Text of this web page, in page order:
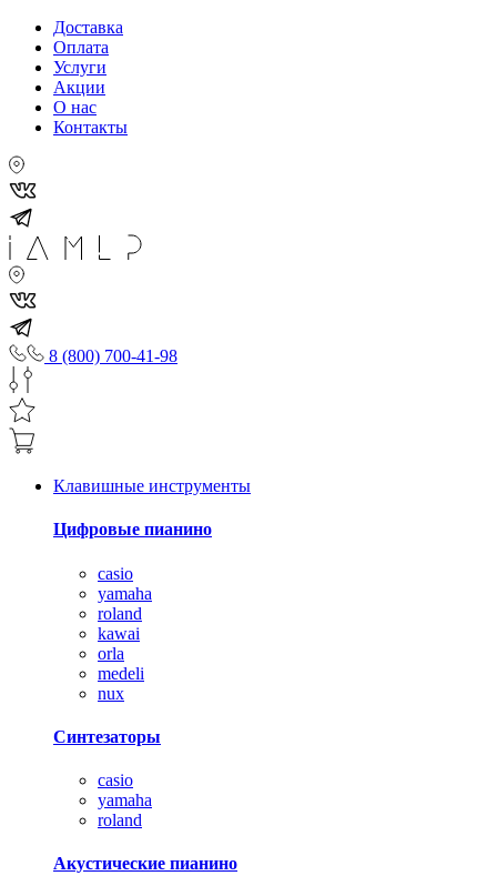
Доставка
Оплата
Услуги
Акции
О нас
Контакты
8 (800) 700-41-98
Клавишные инструменты
Цифровые пианино
casio
yamaha
roland
kawai
orla
medeli
nux
Синтезаторы
casio
yamaha
roland
Акустические пианино